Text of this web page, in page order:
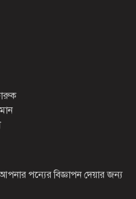
পন্যের বিজ্ঞাপন দেয়ার জন্য